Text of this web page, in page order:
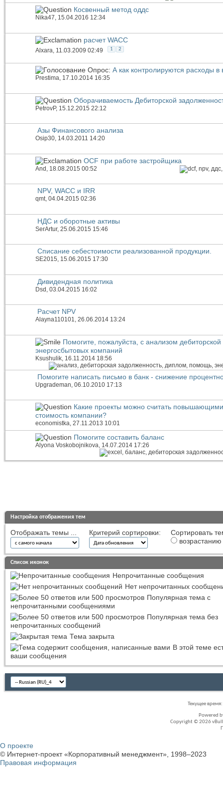
Косвенный метод оддс
Nika47, 15.04.2016 12:34
расчет WACC
Alxara, 11.03.2009 02:49 1 2
Опрос: А как контролируются расходы
Prestima, 17.10.2014 16:35
Оборачиваемость Дебиторской
PetrovP, 15.12.2015 22:12
Азы Финансового анализа
Osip30, 14.03.2011 14:20
OCF при работе застройщика
And , 18.08.2015 00:52
NPV, WACC и IRR
qmt, 04.04.2015 02:36
НДС и оборотные активы
SerArtur, 25.06.2015 15:46
Списание себестоимости реализованной продукции.
SE2015, 15.06.2015 17:30
Дивидендная политика
Dsd , 03.04.2015 16:02
Расчет NPV
Alayna110101, 26.06.2014 13:24
Помогите, пожалуйста, с анализом
энергосбытовых компаний
Ksushulik , 16.11.2014 18:56
Помогите написать письмо в банк - снижение
Upgrademan , 06.10.2010 17:13
Какие проекты можно считать повышающими
стоимость компании?
economistka, 27.11.2013 10:01
Помогите составить баланс
Alyona Voskobojnikova , 14.07.2014 17:26
Настройка отображения тем
Отображать темы ... Критерий сортировки:
Сортировать
возрастанию
Список иконок
Непрочитанные сообщения
Нет непрочитанных
Популярная тема с
непрочитанными сообщениями
Популярная тема без
непрочитанных сообщений
Тема закрыта
В этой теме
ваши сообщения
Текущее время:
Powered
Copyright © 2026
О проекте
© Интернет-проект «Корпоративный менеджмент», 1998–2023
Правовая информация